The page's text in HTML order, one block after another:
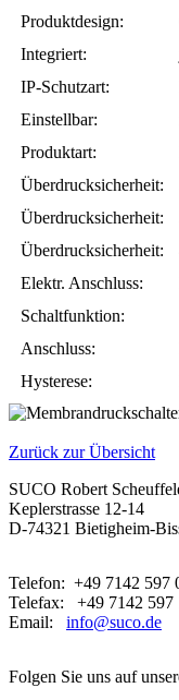
Produktdesign:
Integriert:
IP-Schutzart:
Einstellbar:
Produktart:
Überdrucksicherheit:
Überdrucksicherheit:
Überdrucksicherheit:
Elektr. Anschluss:
Schaltfunktion:
Anschluss:
Hysterese:
Zurück zur Übersicht
SUCO Robert
Keplerstrasse 12-14
D-74321 Bietigheim-
Telefon: +49 7142 597
Telefax: +49 7142 597
Email: info@suco.de
Folgen Sie uns auf